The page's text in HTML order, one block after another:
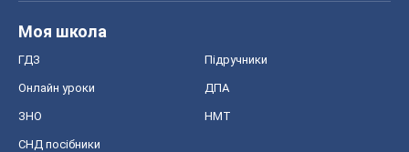
Моя школа
ГДЗ Підручники
Онлайн уроки ДПА
ЗНО НМТ
СНД посібники